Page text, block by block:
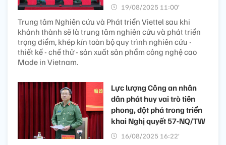
19/08/2025 11:00’
Trung tâm Nghiên cứu và Phát triển Viettel sau khi
khánh thành sẽ là trung tâm nghiên cứu và phát triển
trọng điểm, khép kín toàn bộ quy trình nghiên cứu -
thiết kế - chế thử - sản xuất sản phẩm công nghệ cao
Made in Vietnam.
Lực lượng Công an nhân
dân phát huy vai trò tiên
phong, đột phá trong triển
khai Nghị quyết 57-NQ/TW
16/08/2025 16:22’